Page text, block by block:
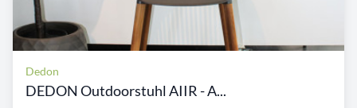
Dedon
DEDON Outdoorstuhl AIIR - A...